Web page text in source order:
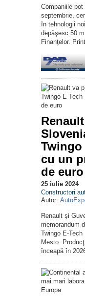
Companiile
septembrie,
în tehnologii
depăşesc 50
Finanţelor.
Twingo
cu un
de euro
25 iulie 2024
Constructori
Autor:
Renault şi
memorandum
Twingo E-
Mesto.
înceapă în